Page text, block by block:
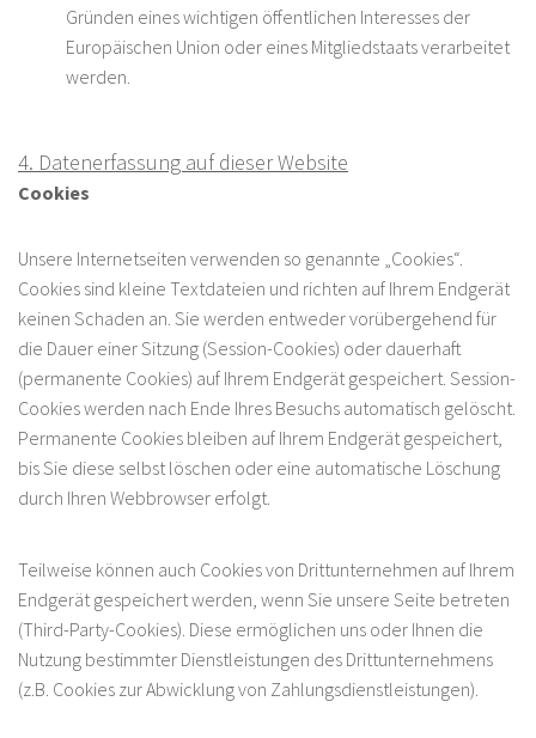
Gründen eines wichtigen öffentlichen Interesses der
Europäischen Union oder eines Mitgliedstaats verarbeitet
werden.
4. Datenerfassung auf dieser Website
Cookies
Unsere Internetseiten verwenden so genannte „Cookies“.
Cookies sind kleine Textdateien und richten auf Ihrem Endgerät
keinen Schaden an. Sie werden entweder vorübergehend für
die Dauer einer Sitzung (Session-Cookies) oder dauerhaft
(permanente Cookies) auf Ihrem Endgerät gespeichert. Session-
Cookies werden nach Ende Ihres Besuchs automatisch gelöscht.
Permanente Cookies bleiben auf Ihrem Endgerät gespeichert,
bis Sie diese selbst löschen oder eine automatische Löschung
durch Ihren Webbrowser erfolgt.
Teilweise können auch Cookies von Drittunternehmen auf Ihrem
Endgerät gespeichert werden, wenn Sie unsere Seite betreten
(Third-Party-Cookies). Diese ermöglichen uns oder Ihnen die
Nutzung bestimmter Dienstleistungen des Drittunternehmens
(z.B. Cookies zur Abwicklung von Zahlungsdienstleistungen).